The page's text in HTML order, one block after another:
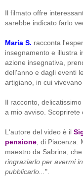
Il filmato offre
sarebbe indicato farlo
Maria S. racconta
insegnamento e illustra
azione insegnativa,
dell'anno e dagli eventi
artigiano, in cui
Il racconto,
a mio avviso. Scoprirete
L'autore del video è il
pensione , di
maestro da Sabrina,
ringraziarlo per avermi
pubblicarlo... ".